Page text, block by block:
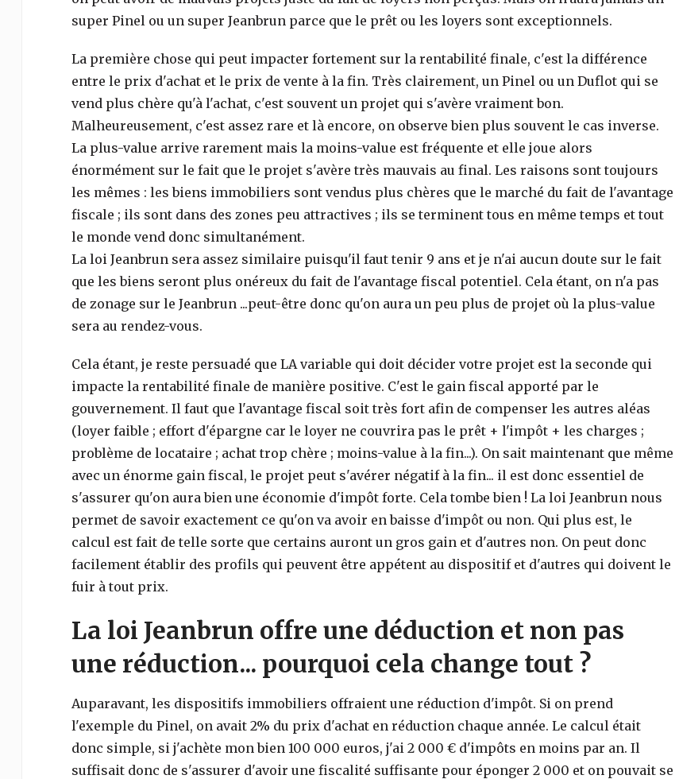
super Pinel ou un super Jeanbrun parce que le prêt ou les loyers sont exceptionnels.
La première chose qui peut impacter fortement sur la rentabilité finale, c'est la différence
entre le prix d'achat et le prix de vente à la fin. Très clairement, un Pinel ou un Duflot qui se
vend plus chère qu'à l'achat, c'est souvent un projet qui s'avère vraiment bon.
Malheureusement, c'est assez rare et là encore, on observe bien plus souvent le cas inverse.
La plus-value arrive rarement mais la moins-value est fréquente et elle joue alors
énormément sur le fait que le projet s'avère très mauvais au final. Les raisons sont toujours
les mêmes : les biens immobiliers sont vendus plus chères que le marché du fait de l'avantage
fiscale ; ils sont dans des zones peu attractives ; ils se terminent tous en même temps et tout
le monde vend donc simultanément.
La loi Jeanbrun sera assez similaire puisqu'il faut tenir 9 ans et je n'ai aucun doute sur le fait
que les biens seront plus onéreux du fait de l'avantage fiscal potentiel. Cela étant, on n'a pas
de zonage sur le Jeanbrun ...peut-être donc qu'on aura un peu plus de projet où la plus-value
sera au rendez-vous.
Cela étant, je reste persuadé que LA variable qui doit décider votre projet est la seconde qui
impacte la rentabilité finale de manière positive. C'est le gain fiscal apporté par le
gouvernement. Il faut que l'avantage fiscal soit très fort afin de compenser les autres aléas
(loyer faible ; effort d'épargne car le loyer ne couvrira pas le prêt + l'impôt + les charges ;
problème de locataire ; achat trop chère ; moins-value à la fin...). On sait maintenant que même
avec un énorme gain fiscal, le projet peut s'avérer négatif à la fin... il est donc essentiel de
s'assurer qu'on aura bien une économie d'impôt forte. Cela tombe bien ! La loi Jeanbrun nous
permet de savoir exactement ce qu'on va avoir en baisse d'impôt ou non. Qui plus est, le
calcul est fait de telle sorte que certains auront un gros gain et d'autres non. On peut donc
facilement établir des profils qui peuvent être appétent au dispositif et d'autres qui doivent le
fuir à tout prix.
La loi Jeanbrun offre une déduction et non pas
une réduction... pourquoi cela change tout ?
Auparavant, les dispositifs immobiliers offraient une réduction d'impôt. Si on prend
l'exemple du Pinel, on avait 2% du prix d'achat en réduction chaque année. Le calcul était
donc simple, si j'achète mon bien 100 000 euros, j'ai 2 000 € d'impôts en moins par an. Il
suffisait donc de s'assurer d'avoir une fiscalité suffisante pour éponger 2 000 et on pouvait se